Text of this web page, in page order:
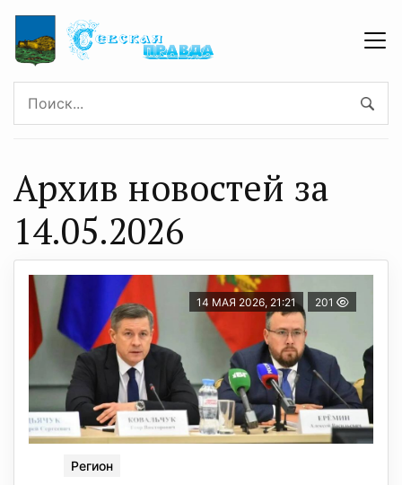
Архив новостей за
14.05.2026
14 МАЯ 2026, 21:21 201
Регион